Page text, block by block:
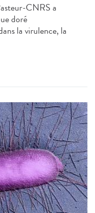
CNRS a
doré
la virulence, la